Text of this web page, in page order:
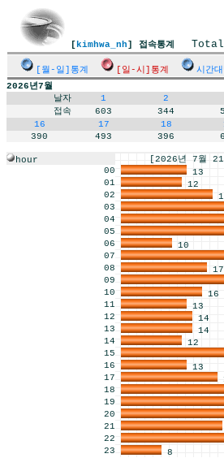
[ kimhwa_nh] 접속통계
[월-일]통계 [일-시]통계 시간
2026년7월
날자
1 2
접속
603 344
16
17 18
390
493 396
hour
[2026년 7월 21일]
00
13
01
12
02
03
04
05
06
10
07
08
17
09
10
16
11
13
12
14
13
14
14
12
15
16
13
17
18
19
20
21
22
23
8